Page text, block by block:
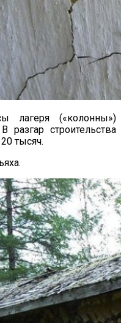
лагеря («колонны»)
разгар строительства
тысяч.